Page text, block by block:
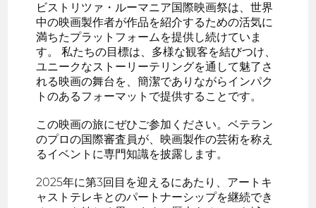
ビストリツァ・ルーマニア国際映画祭は、世界
中の映画製作者が作品を紹介するための活気に
満ちたプラットフォームを提供し続けていま
す。 私たちの目標は、多様な観客を結びつけ、
ユニークなストーリーテリングを通して魅了さ
れる映画の舞台を、簡潔でありながらインパク
トのあるフォーマットで提供することです。
この映画の旅にぜひご参加ください。ベテラン
のプロの国際審査員が、映画製作の芸術を称え
るイベントに専門知識を披露します。
2025年に第3回目を迎えるにあたり、アートキ
ャストテレキとのパートナーシップを継続でき